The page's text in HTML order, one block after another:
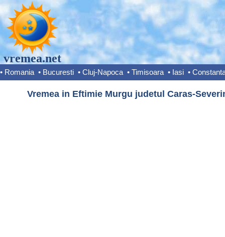
vremea.net
• Romania • Bucuresti • Cluj-Napoca • Timisoara • Iasi •
Vremea in Eftimie Murgu judetul Caras-